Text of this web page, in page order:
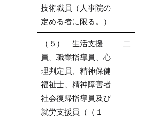
技術職員（人事院の
定める者に限る。）
（５） 生活支援
員、職業指導員、心
理判定員、精神保健
福祉士、精神障害者
社会復帰指導員及び
就労支援員（（１
二